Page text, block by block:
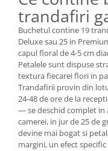
trandafiri
Buchetul contine 19
Deluxe sau 25 in
capul floral de 4-5 cm
Petalele sunt dispuse
textura fiecarei flori in
Trandafirii provin din
24-48 de ore de la
— se deschid complet in
camerei, in jur de 25 de
devine mai bogat si
margini, un efect